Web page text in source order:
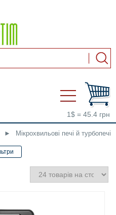
1$ = 45.4 грн
► Мікрохвильові печі й турбопечі